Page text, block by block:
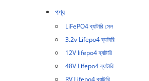
পণ্য
LiFePO4 ব্যাটারি সেল
3.2v Lifepo4 ব্যাটারি
12V lifepo4 ব্যাটারি
48V Lifepo4 ব্যাটারি
RV Lifepo4 ব্যাটারি